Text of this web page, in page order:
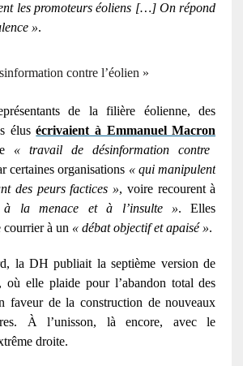
les promoteurs éoliens […] On répond
».
contre l’éolien »
de la filière éolienne, des
élusécrivaient à Emmanuel Macron
« travail de désinformation contre
certaines organisations « qui manipulent
des peurs factices », voire recourent à
à la menace et à l’insulte ». Elles
courrier à un « débat objectif et apaisé ».
la DH publiait la septième version de
où elle plaide pour l’abandon total des
faveur de la construction de nouveaux
À l’unisson, là encore, avec le
droite.